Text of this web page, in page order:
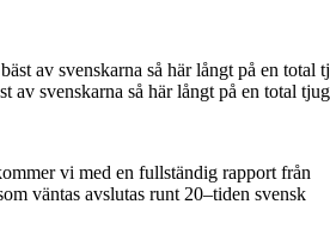
av svenskarna så här långt på en total
vi med en fullständig rapport från
väntas avslutas runt 20–tiden svensk